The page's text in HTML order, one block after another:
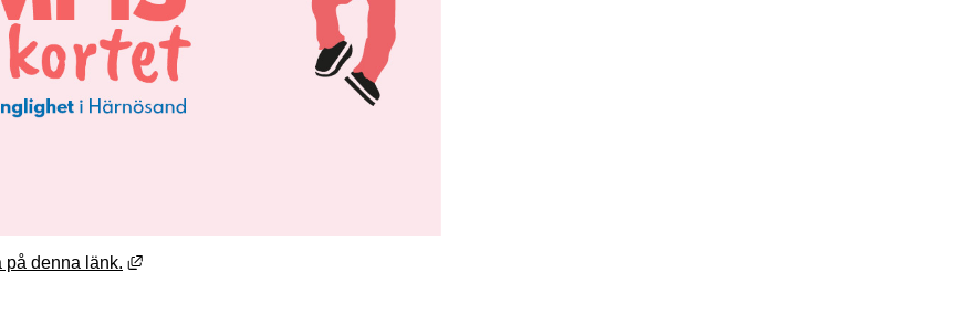
på denna länk. Länk till annan webbplats, öppnas i nytt fönster.